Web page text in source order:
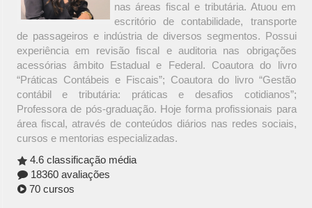
nas áreas fiscal e tributária. Atuou em
escritório de contabilidade, transporte
de passageiros e indústria de diversos segmentos. Possui
experiência em revisão fiscal e auditoria nas obrigações
acessórias âmbito Estadual e Federal. Coautora do livro
“Práticas Contábeis e Fiscais”; Coautora do livro “Gestão
contábil e tributária: práticas e desafios cotidianos”;
Professora de pós-graduação. Hoje forma profissionais para
área fiscal, através de conteúdos diários nas redes sociais,
cursos e mentorias especializadas.
4.6 classificação média
18360 avaliações
70 cursos